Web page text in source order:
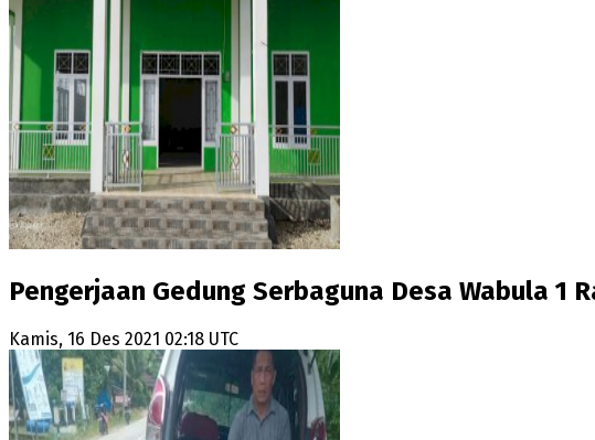
Pengerjaan Gedung Serbaguna Desa Wabula 1
Kamis, 16 Des 2021 02:18 UTC